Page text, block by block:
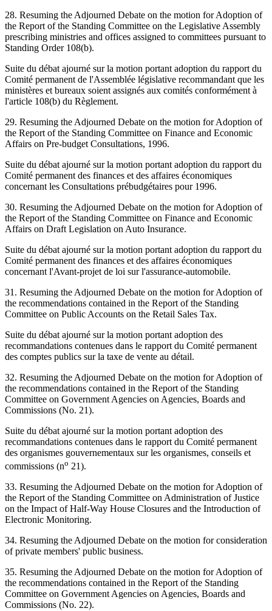
28. Resuming the Adjourned Debate on the motion for Adoption of
the Report of the Standing Committee on the Legislative Assembly
prescribing ministries and offices assigned to committees pursuant to
Standing Order 108(b).
Suite du débat ajourné sur la motion portant adoption du rapport du
Comité permanent de l'Assemblée législative recommandant que les
ministères et bureaux soient assignés aux comités conformément à
l'article 108(b) du Règlement.
29. Resuming the Adjourned Debate on the motion for Adoption of
the Report of the Standing Committee on Finance and Economic
Affairs on Pre-budget Consultations, 1996.
Suite du débat ajourné sur la motion portant adoption du rapport du
Comité permanent des finances et des affaires économiques
concernant les Consultations prébudgétaires pour 1996.
30. Resuming the Adjourned Debate on the motion for Adoption of
the Report of the Standing Committee on Finance and Economic
Affairs on Draft Legislation on Auto Insurance.
Suite du débat ajourné sur la motion portant adoption du rapport du
Comité permanent des finances et des affaires économiques
concernant l'Avant-projet de loi sur l'assurance-automobile.
31. Resuming the Adjourned Debate on the motion for Adoption of
the recommendations contained in the Report of the Standing
Committee on Public Accounts on the Retail Sales Tax.
Suite du débat ajourné sur la motion portant adoption des
recommandations contenues dans le rapport du Comité permanent
des comptes publics sur la taxe de vente au détail.
32. Resuming the Adjourned Debate on the motion for Adoption of
the recommendations contained in the Report of the Standing
Committee on Government Agencies on Agencies, Boards and
Commissions (No. 21).
Suite du débat ajourné sur la motion portant adoption des
recommandations contenues dans le rapport du Comité permanent
des organismes gouvernementaux sur les organismes, conseils et
commissions (no 21).
33. Resuming the Adjourned Debate on the motion for Adoption of
the Report of the Standing Committee on Administration of Justice
on the Impact of Half-Way House Closures and the Introduction of
Electronic Monitoring.
34. Resuming the Adjourned Debate on the motion for consideration
of private members' public business.
35. Resuming the Adjourned Debate on the motion for Adoption of
the recommendations contained in the Report of the Standing
Committee on Government Agencies on Agencies, Boards and
Commissions (No. 22).